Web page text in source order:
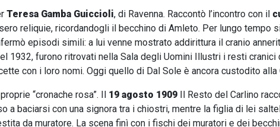
Teresa Gamba Guiccioli, di Ravenna. Raccontò l’incontro con il
reliquie, ricordandogli il becchino di Amleto. Per lungo tempo
episodi simili: a lui venne mostrato addirittura il cranio
1932, furono ritrovati nella Sala degli Uomini Illustri i resti cranici
con i loro nomi. Oggi quello di Dal Sole è ancora custodito alla
“cronache rosa”. Il 19 agosto 1909 Il Resto del Carlino
a baciarsi con una signora tra i chiostri, mentre la figlia di lei
da muratore. La scena finì con i fischi dei muratori e dei